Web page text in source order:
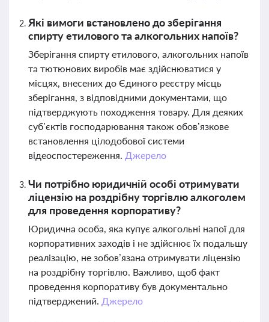
Які вимоги встановлено до зберігання
спирту етилового та алкогольних напоїв?
Зберігання спирту етилового, алкогольних напоїв
та тютюнових виробів має здійснюватися у
місцях, внесених до Єдиного реєстру місць
зберігання, з відповідними документами, що
підтверджують походження товару. Для деяких
суб’єктів господарювання також обов’язкове
встановлення цілодобової системи
відеоспостереження. Джерело
Чи потрібно юридичній особі отримувати
ліцензію на роздрібну торгівлю алкоголем
для проведення корпоративу?
Юридична особа, яка купує алкогольні напої для
корпоративних заходів і не здійснює їх подальшу
реалізацію, не зобов’язана отримувати ліцензію
на роздрібну торгівлю. Важливо, щоб факт
проведення корпоративу був документально
підтверджений. Джерело